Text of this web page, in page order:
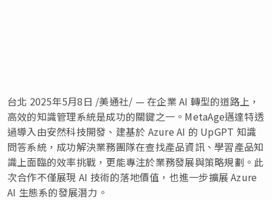
台北 2025年5月8日 /美通社/ — 在企業 AI 轉型的道路上，
高效的知識管理系統是成功的關鍵之一。MetaAge邁達特透
過導入由安然科技開發、建基於 Azure AI 的 UpGPT 知識
問答系統，成功解決業務團隊在查找產品資訊、學習產品知
識上面臨的效率挑戰，更能專注於業務發展與策略規劃。此
次合作不僅展現 AI 技術的落地價值，也進一步擴展 Azure
AI 生態系的發展潛力。